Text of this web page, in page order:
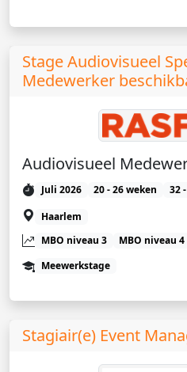
Stage Audiovisueel
Medewerker
Audiovisueel
Juli 2026 20 - 26 weken
32
Haarlem
MBO niveau 3
MBO niveau 4
Meewerkstage
Stagiair(e) Event